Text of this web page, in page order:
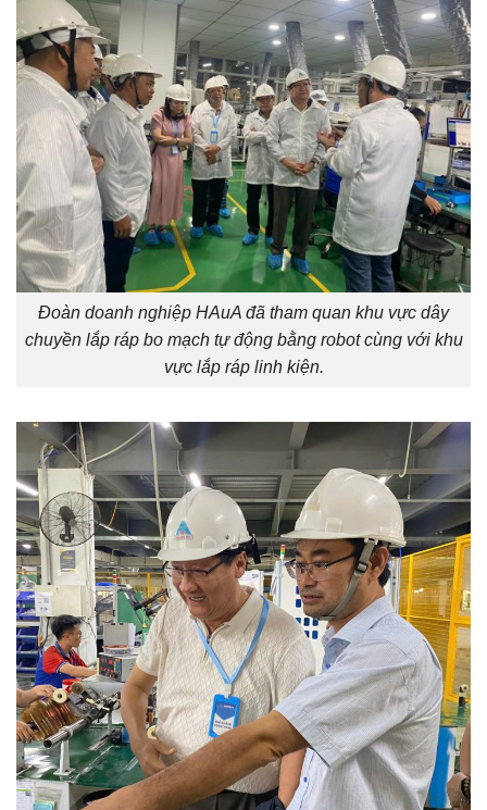
Đoàn doanh nghiệp HAuA đã tham quan khu vực dây
chuyền lắp ráp bo mạch tự động bằng robot cùng với khu
vực lắp ráp linh kiện.